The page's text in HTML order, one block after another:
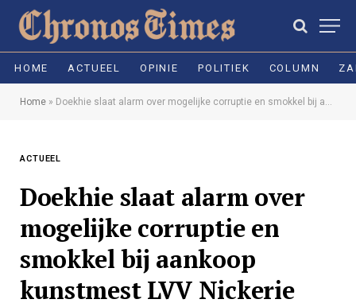
HOME ACTUEEL OPINIE POLITIEK COLUMN
Home » Doekhie slaat alarm over mogelijke corruptie en smokkel bij aankoop kunstmest LVV Nickerie
ACTUEEL
Doekhie slaat alarm over
mogelijke corruptie en
smokkel bij aankoop
kunstmest LVV Nickerie